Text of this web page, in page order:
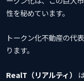
性を秘めています。
トークン化不動産の代
ります。
RealT（リアルティ）